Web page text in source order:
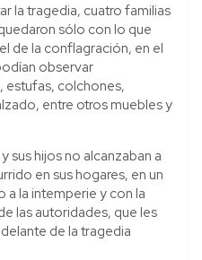
tragedia, cuatro familias
sólo con lo que
de la conflagración, en el
observar
estufas, colchones,
entre otros muebles y
hijos no alcanzaban a
en sus hogares, en un
a la intemperie y con la
las autoridades, que les
de la tragedia